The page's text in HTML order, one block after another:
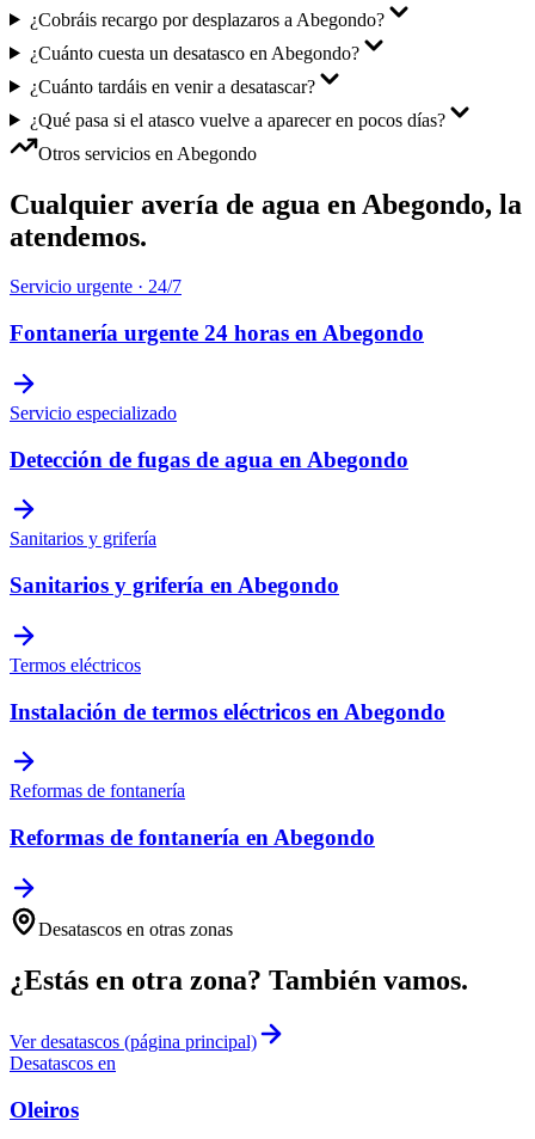
¿Cobráis recargo por desplazaros a Abegondo?
¿Cuánto cuesta un desatasco en Abegondo?
¿Cuánto tardáis en venir a desatascar?
¿Qué pasa si el atasco vuelve a aparecer en pocos días?
Otros servicios en Abegondo
Cualquier avería de agua en Abegondo, la
atendemos.
Servicio urgente · 24/7
Fontanería urgente 24 horas en Abegondo
Servicio especializado
Detección de fugas de agua en Abegondo
Sanitarios y grifería
Sanitarios y grifería en Abegondo
Termos eléctricos
Instalación de termos eléctricos en Abegondo
Reformas de fontanería
Reformas de fontanería en Abegondo
Desatascos en otras zonas
¿Estás en otra zona? También vamos.
Verdesatascos (página principal)
Desatascos en
Oleiros